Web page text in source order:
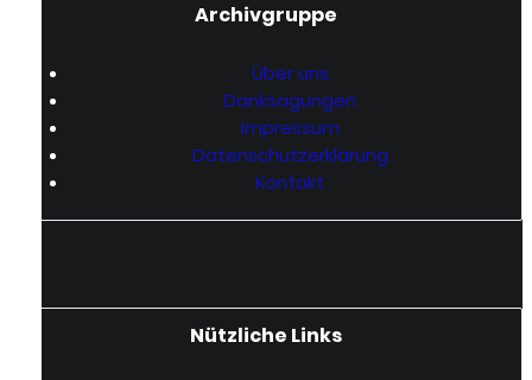
‎Archivgruppe
Über uns
Danksagungen
Impressum
Datenschutzerklärung
Kontakt
Nützliche Links